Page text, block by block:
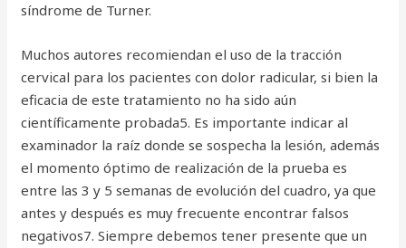
síndrome de Turner.
Muchos autores recomiendan el uso de la tracción
cervical para los pacientes con dolor radicular, si bien la
eficacia de este tratamiento no ha sido aún
científicamente probada5. Es importante indicar al
examinador la raíz donde se sospecha la lesión, además
el momento óptimo de realización de la prueba es
entre las 3 y 5 semanas de evolución del cuadro, ya que
antes y después es muy frecuente encontrar falsos
negativos7. Siempre debemos tener presente que un